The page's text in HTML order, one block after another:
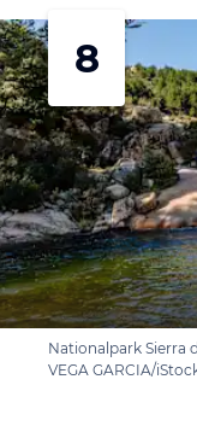
8
Nationalpark Sierra
VEGA GARCIA/